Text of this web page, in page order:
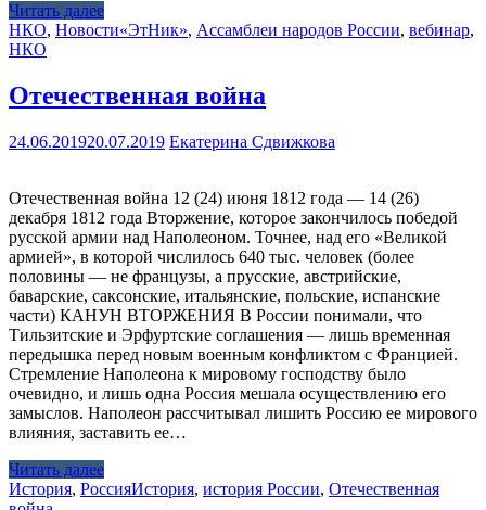
Читать далее
НКО, Новости«ЭтНик», Ассамблеи народов России, вебинар,
НКО
Отечественная война
24.06.201920.07.2019 Екатерина Сдвижкова
Отечественная война 12 (24) июня 1812 года — 14 (26)
декабря 1812 года Вторжение, которое закончилось победой
русской армии над Наполеоном. Точнее, над его «Великой
армией», в которой числилось 640 тыс. человек (более
половины — не французы, а прусские, австрийские,
баварские, саксонские, итальянские, польские, испанские
части) КАНУН ВТОРЖЕНИЯ В России понимали, что
Тильзитские и Эрфуртские соглашения — лишь временная
передышка перед новым военным конфликтом с Францией.
Стремление Наполеона к мировому господству было
очевидно, и лишь одна Россия мешала осуществлению его
замыслов. Наполеон рассчитывал лишить Россию ее мирового
влияния, заставить ее…
Читать далее
История, РоссияИстория, история России, Отечественная